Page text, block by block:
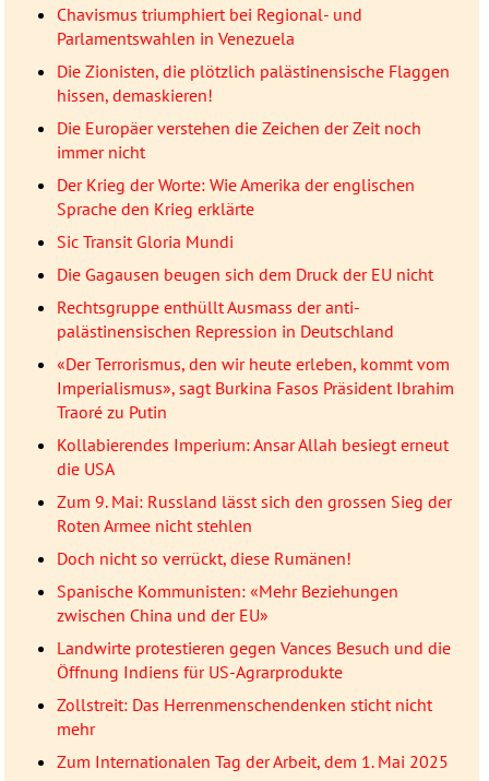
Chavismus triumphiert bei Regional- und
Parlamentswahlen in Venezuela
Die Zionisten, die plötzlich palästinensische Flaggen
hissen, demaskieren!
Die Europäer verstehen die Zeichen der Zeit noch
immer nicht
Der Krieg der Worte: Wie Amerika der englischen
Sprache den Krieg erklärte
Sic Transit Gloria Mundi
Die Gagausen beugen sich dem Druck der EU nicht
Rechtsgruppe enthüllt Ausmass der anti-
palästinensischen Repression in Deutschland
«Der Terrorismus, den wir heute erleben, kommt vom
Imperialismus», sagt Burkina Fasos Präsident Ibrahim
Traoré zu Putin
Kollabierendes Imperium: Ansar Allah besiegt erneut
die USA
Zum 9. Mai: Russland lässt sich den grossen Sieg der
Roten Armee nicht stehlen
Doch nicht so verrückt, diese Rumänen!
Spanische Kommunisten: «Mehr Beziehungen
zwischen China und der EU»
Landwirte protestieren gegen Vances Besuch und die
Öffnung Indiens für US-Agrarprodukte
Zollstreit: Das Herrenmenschendenken sticht nicht
mehr
Zum Internationalen Tag der Arbeit, dem 1. Mai 2025